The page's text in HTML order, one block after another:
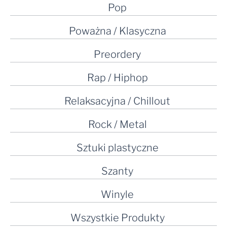
Pop
Poważna / Klasyczna
Preordery
Rap / Hiphop
Relaksacyjna / Chillout
Rock / Metal
Sztuki plastyczne
Szanty
Winyle
Wszystkie Produkty